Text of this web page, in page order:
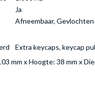
Ja
Afneembaar, Gevlochten
Extra keycaps, keycap
mm x Hoogte: 38 mm x